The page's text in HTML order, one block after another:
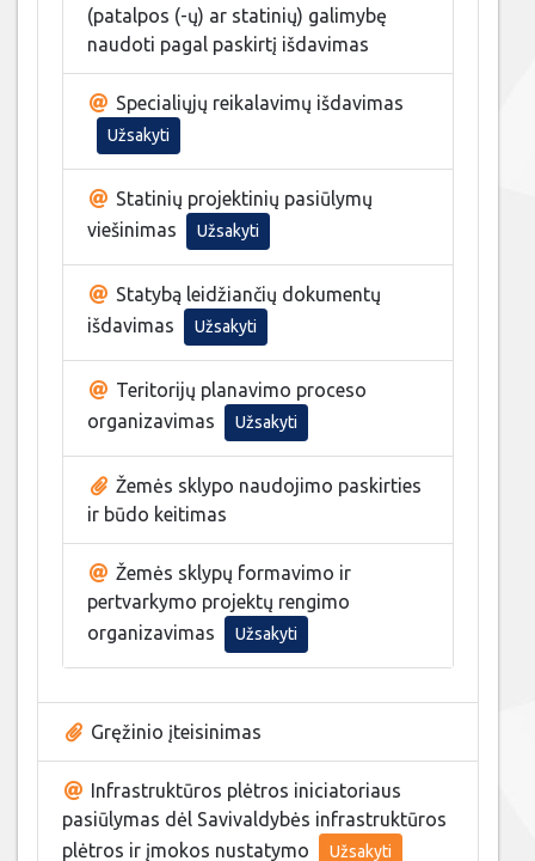
(patalpos (-ų) ar statinių) galimybę
naudoti pagal paskirtį išdavimas
Specialiųjų reikalavimų išdavimas
Užsakyti
Statinių projektinių pasiūlymų
viešinimas
Užsakyti
Statybą leidžiančių dokumentų
išdavimas
Užsakyti
Teritorijų planavimo proceso
organizavimas
Užsakyti
Žemės sklypo naudojimo paskirties
ir būdo keitimas
Žemės sklypų formavimo ir
pertvarkymo projektų rengimo
organizavimas
Užsakyti
Gręžinio įteisinimas
Infrastruktūros plėtros iniciatoriaus
pasiūlymas dėl Savivaldybės infrastruktūros
plėtros ir įmokos nustatymo
Užsakyti